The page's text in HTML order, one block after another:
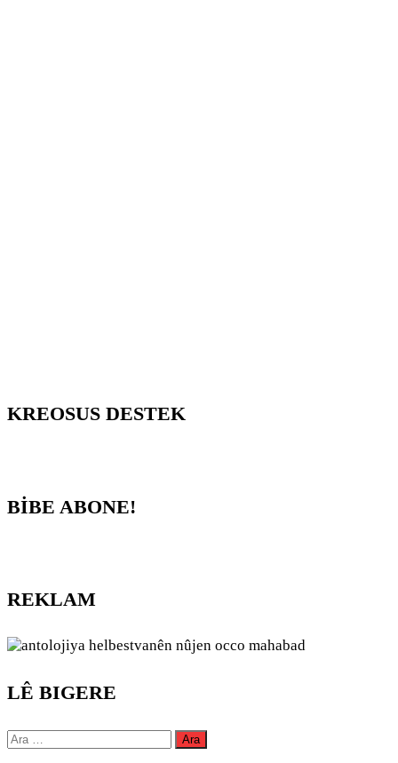
KREOSUS DESTEK
BİBE ABONE!
REKLAM
LÊ BIGERE
Arama: